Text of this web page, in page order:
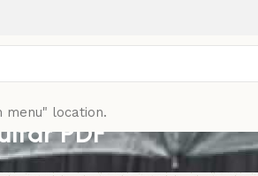
menu" location.
PDF